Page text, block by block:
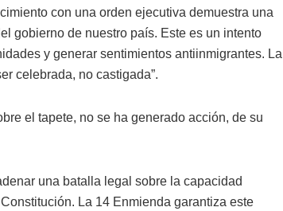
con una orden ejecutiva demuestra una
gobierno de nuestro país. Este es un intento
y generar sentimientos antiinmigrantes. La
celebrada, no castigada”.
el tapete, no se ha generado acción, de su
una batalla legal sobre la capacidad
La 14 Enmienda garantiza este